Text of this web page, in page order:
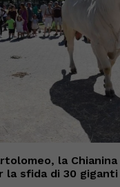
la
la sfida di 30 giganti